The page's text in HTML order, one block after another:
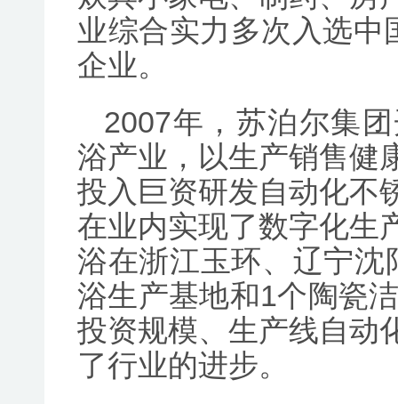
业综合实力多次入选中
企业。
2007年，苏泊尔集
浴产业，以生产销售健
投入巨资研发自动化不
在业内实现了数字化生
浴在浙江玉环、辽宁
浴生产基地和1个陶瓷
投资规模、生产线自动
了行业的进步。